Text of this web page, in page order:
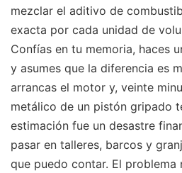
mezclar el aditivo de
exacta por cada unidad de
Confías en tu memoria, haces
y asumes que la diferencia es
arrancas el motor y, veinte
metálico de un pistón gripado
estimación fue un desastre
pasar en talleres, barcos y
que puedo contar. El problema